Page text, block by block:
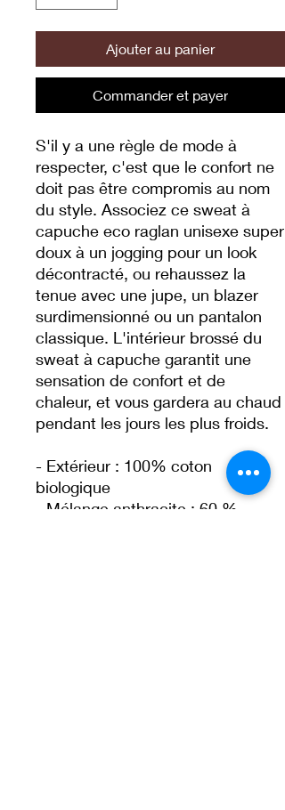
Ajouter au panier
Commander et payer
S'il y a une règle de mode à
respecter, c'est que le confort ne
doit pas être compromis au nom
du style. Associez ce sweat à
capuche eco raglan unisexe super
doux à un jogging pour un look
décontracté, ou rehaussez la
tenue avec une jupe, un blazer
surdimensionné ou un pantalon
classique. L'intérieur brossé du
sweat à capuche garantit une
sensation de confort et de
chaleur, et vous gardera au chaud
pendant les jours les plus froids.
- Extérieur : 100% coton
biologique
- Mélange anthracite : 60 %